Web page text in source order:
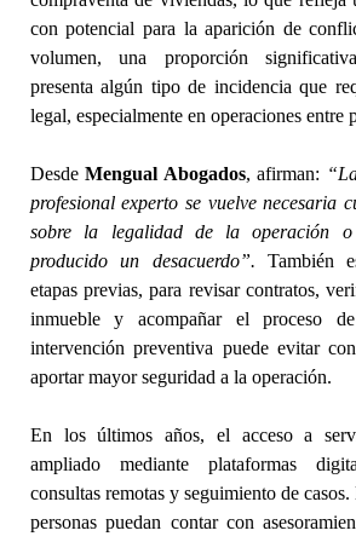
con potencial para la aparición de
volumen, una proporción
presenta algún tipo de incidencia que
legal, especialmente en operaciones entre
DesdeMengual Abogados, afirman:
profesional experto se vuelve necesaria
sobre la legalidad de la operación
producido un desacuerdo”. También
etapas previas, para revisar contratos,
inmueble y acompañar el proceso
intervención preventiva puede evitar
aportar mayor seguridad a la operación.
En los últimos años, el acceso a
ampliado mediante plataformas
consultas remotas y seguimiento de
personas puedan contar con